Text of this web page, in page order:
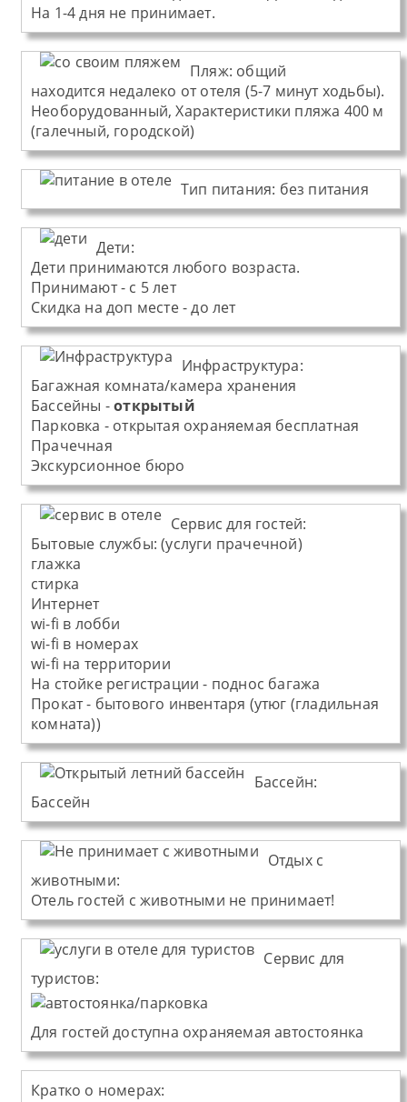
На 1-4 дня не принимает.
Пляж: общий
находится недалеко от отеля (5-7 минут ходьбы).
Необорудованный, Характеристики пляжа 400 м
(галечный, городской)
Тип питания: без питания
Дети:
Дети принимаются любого возраста.
Принимают - с 5 лет
Скидка на доп месте - до лет
Инфраструктура:
Багажная комната/камера хранения
Бассейны -открытый
Парковка - открытая охраняемая бесплатная
Прачечная
Экскурсионное бюро
Cервис для гостей:
Бытовые службы: (услуги прачечной)
глажка
стирка
Интернет
wi-fi в лобби
wi-fi в номерах
wi-fi на территории
На стойке регистрации - поднос багажа
Прокат - бытового инвентаря (утюг (гладильная
комната))
Бассейн:
Бассейн
Отдых с
животными:
Отель гостей с животными не принимает!
Сервис для
туристов:
Для гостей доступна охраняемая автостоянка
Кратко о номерах: